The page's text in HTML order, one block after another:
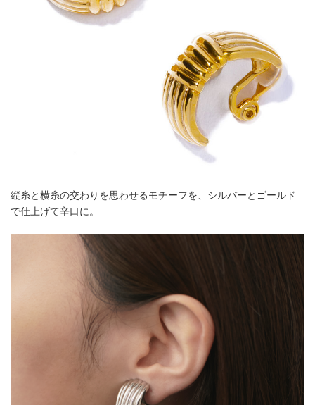
縦糸と横糸の交わりを思わせるモチーフを、シルバーとゴールド
で仕上げて辛口に。